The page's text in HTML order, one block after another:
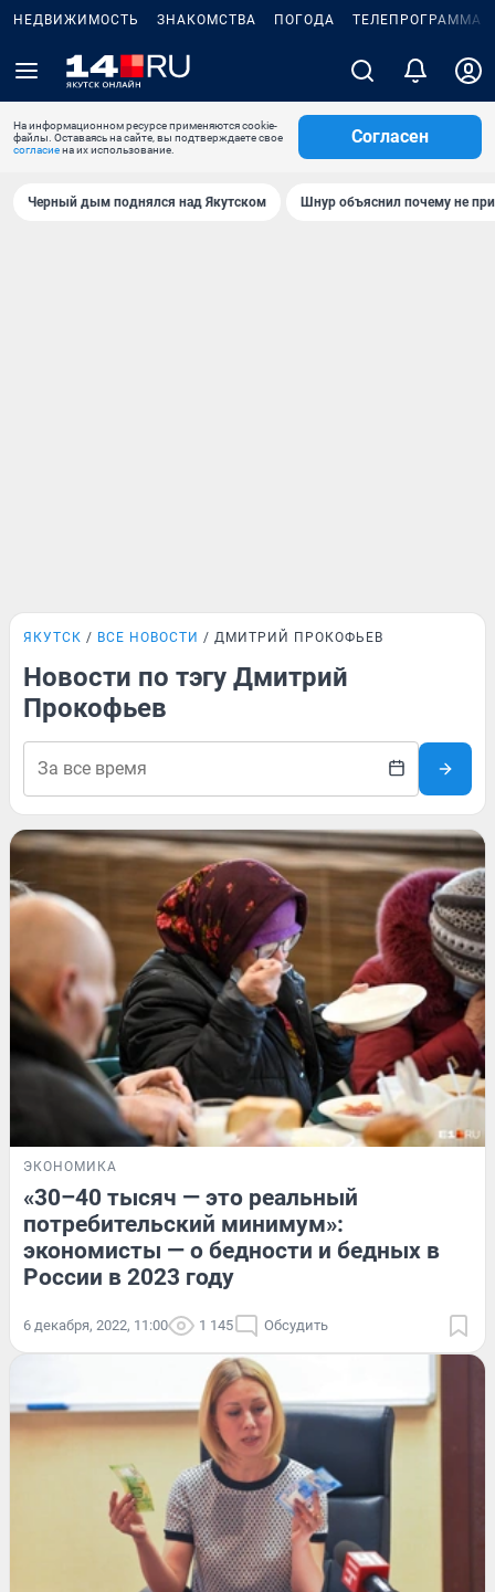
НЕДВИЖИМОСТЬ ЗНАКОМСТВА ПОГОДА ТЕЛЕПРОГРАММА
На информационном ресурсе применяются cookie-
файлы. Оставаясь на сайте, вы подтверждаете свое
согласиена их использование.
Согласен
Черный дым поднялся над Якутском Шнур объяснил почему не
ЯКУТСК ВСЕ НОВОСТИ ДМИТРИЙ ПРОКОФЬЕВ
Новости по тэгу Дмитрий
Прокофьев
ЭКОНОМИКА
«30–40 тысяч — это реальный
потребительский минимум»:
экономисты — о бедности и бедных в
России в 2023 году
6 декабря, 2022, 11:00 1 145 Обсудить